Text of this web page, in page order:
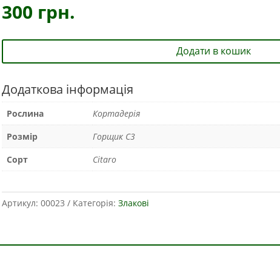
300 грн.
Додати в кошик
Додаткова інформація
Рослина
Кортадерія
Розмір
Горщик С3
Сорт
Citaro
Артикул: 00023 Категорія: Злакові